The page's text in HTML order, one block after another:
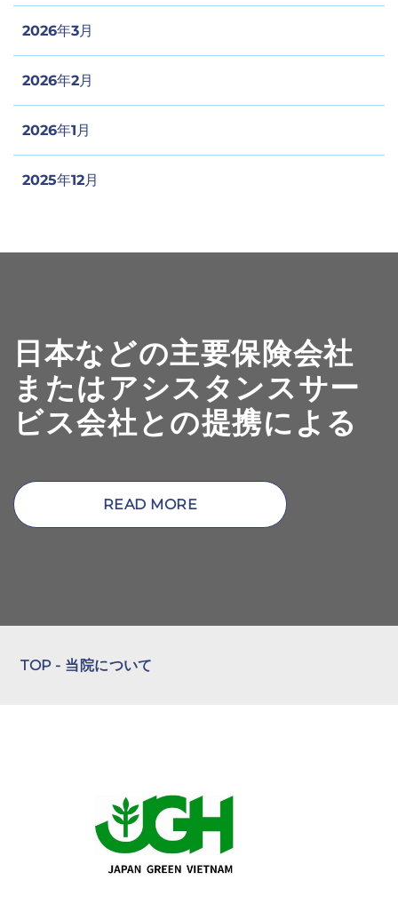
2026年3月
2026年2月
2026年1月
2025年12月
日本などの主要保険会社
またはアシスタンスサー
ビス会社との提携による
READ MORE
TOP - 当院について